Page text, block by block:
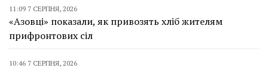
11:09 7 СЕРПНЯ, 2026
«Азовці» показали, як привозять хліб жителям
прифронтових сіл
10:46 7 СЕРПНЯ, 2026